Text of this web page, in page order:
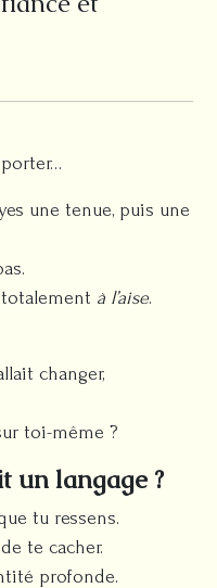
une tenue, puis une
à l’aise.
changer,
toi-même ?
un langage ?
tu ressens.
te cacher.
profonde.